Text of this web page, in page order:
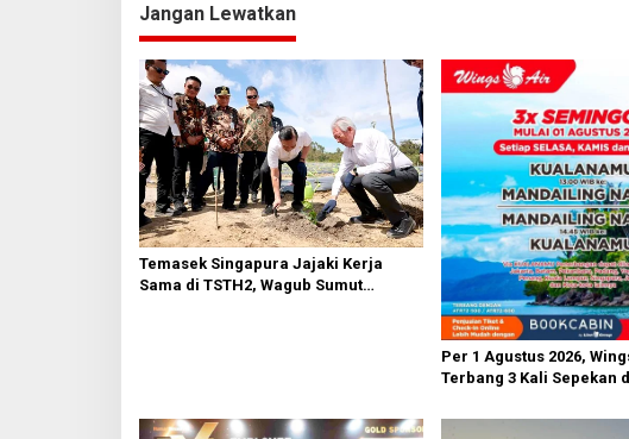
p
o
s
Jangan Lewatkan
Temasek Singapura Jajaki Kerja
Sama di TSTH2, Wagub Sumut
Per 1 Agustus 2026,
Terbang 3 Kali Sepekan